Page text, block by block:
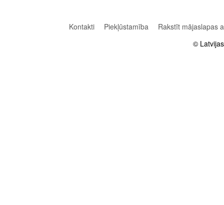
Kontakti Piekļūstamība
Rakstīt mājaslapas
©